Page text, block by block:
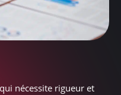
nécessite rigueur et